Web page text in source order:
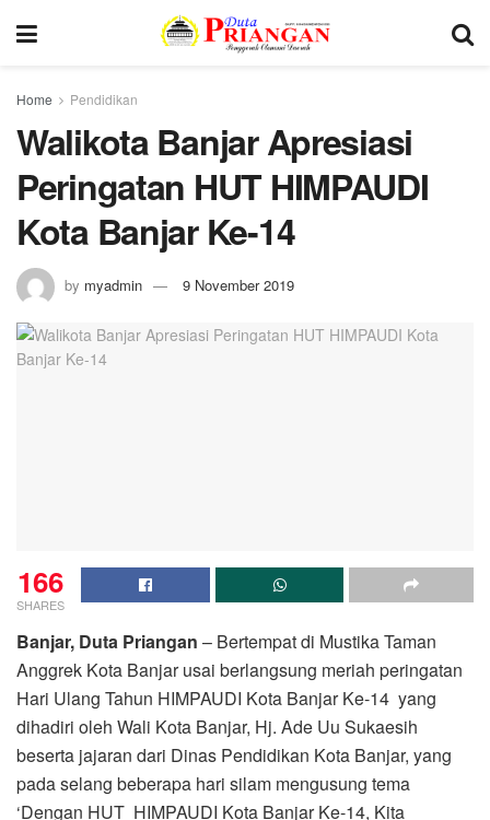
Home Pendidikan
Walikota Banjar Apresiasi
Peringatan HUT HIMPAUDI
Kota Banjar Ke-14
by myadmin 9 November 2019
166
SHARES
Banjar, Duta Priangan – Bertempat di Mustika Taman
Anggrek Kota Banjar usai berlangsung meriah peringatan
Hari Ulang Tahun HIMPAUDI Kota Banjar Ke-14 yang
dihadiri oleh Wali Kota Banjar, Hj. Ade Uu Sukaesih
beserta jajaran dari Dinas Pendidikan Kota Banjar, yang
pada selang beberapa hari silam mengusung tema
‘Dengan HUT HIMPAUDI Kota Banjar Ke-14, Kita